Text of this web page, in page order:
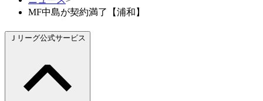
MF中島が契約満了【浦和】
Ｊリーグ公式サービス